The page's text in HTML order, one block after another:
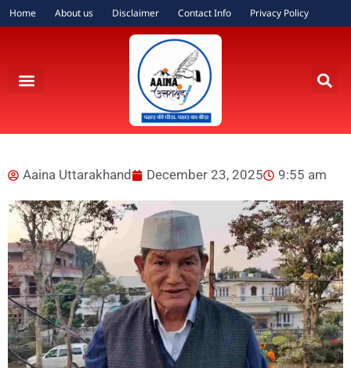
Home About us Disclaimer Contact Info Privacy Policy
Aaina Uttarakhand December 23, 2025 9:55 am